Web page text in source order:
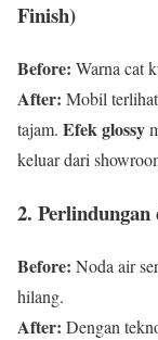
Finish)
Before: Warna cat
After: Mobil
tajam. Efek glossy
keluar dari
2.
Before: Noda air
hilang.
After: Dengan